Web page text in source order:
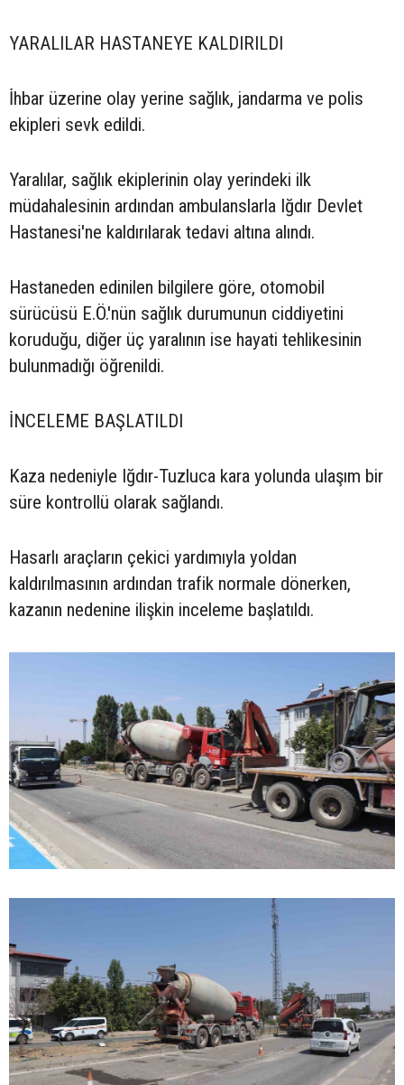
YARALILAR HASTANEYE KALDIRILDI
İhbar üzerine olay yerine sağlık, jandarma ve polis
ekipleri sevk edildi.
Yaralılar, sağlık ekiplerinin olay yerindeki ilk
müdahalesinin ardından ambulanslarla Iğdır Devlet
Hastanesi'ne kaldırılarak tedavi altına alındı.
Hastaneden edinilen bilgilere göre, otomobil
sürücüsü E.Ö.'nün sağlık durumunun ciddiyetini
koruduğu, diğer üç yaralının ise hayati tehlikesinin
bulunmadığı öğrenildi.
İNCELEME BAŞLATILDI
Kaza nedeniyle Iğdır-Tuzluca kara yolunda ulaşım bir
süre kontrollü olarak sağlandı.
Hasarlı araçların çekici yardımıyla yoldan
kaldırılmasının ardından trafik normale dönerken,
kazanın nedenine ilişkin inceleme başlatıldı.